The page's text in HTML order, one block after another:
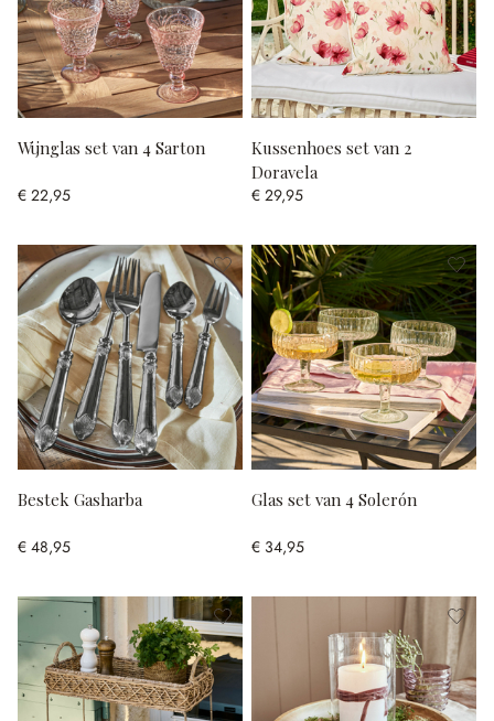
Wijnglas set van 4 Sarton
€ 22,95
Kussenhoes set van 2
Doravela
€ 29,95
Bestek Gasharba
€ 48,95
Glas set van 4 Solerón
€ 34,95